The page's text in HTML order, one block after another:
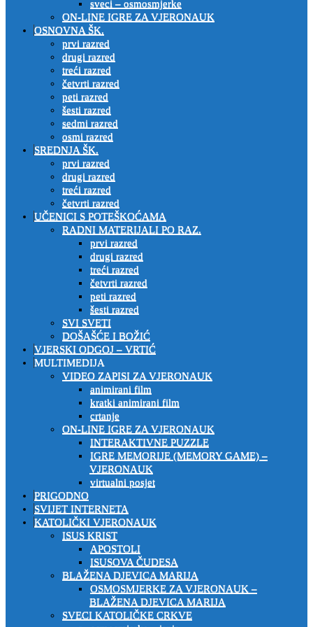
sveci – osmosmjerke
ON-LINE IGRE ZA VJERONAUK
OSNOVNA ŠK.
prvi razred
drugi razred
treći razred
četvrti razred
peti razred
šesti razred
sedmi razred
osmi razred
SREDNJA ŠK.
prvi razred
drugi razred
treći razred
četvrti razred
UČENICI S POTEŠKOĆAMA
RADNI MATERIJALI PO RAZ.
prvi razred
drugi razred
treći razred
četvrti razred
peti razred
šesti razred
SVI SVETI
DOŠAŠĆE I BOŽIĆ
VJERSKI ODGOJ – VRTIĆ
MULTIMEDIJA
VIDEO ZAPISI ZA VJERONAUK
animirani film
kratki animirani film
crtanje
ON-LINE IGRE ZA VJERONAUK
INTERAKTIVNE PUZZLE
IGRE MEMORIJE (MEMORY GAME) –
VJERONAUK
virtualni posjet
PRIGODNO
SVIJET INTERNETA
KATOLIČKI VJERONAUK
ISUS KRIST
APOSTOLI
ISUSOVA ČUDESA
BLAŽENA DJEVICA MARIJA
OSMOSMJERKE ZA VJERONAUK –
BLAŽENA DJEVICA MARIJA
SVECI KATOLIČKE CRKVE